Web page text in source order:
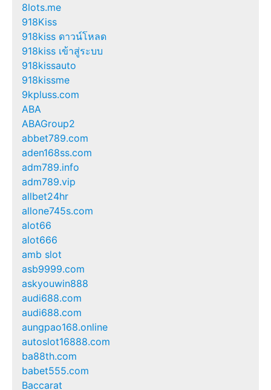
8lots.me
918Kiss
918kiss ดาวน์โหลด
918kiss เข้าสู่ระบบ
918kissauto
918kissme
9kpluss.com
ABA
ABAGroup2
abbet789.com
aden168ss.com
adm789.info
adm789.vip
allbet24hr
allone745s.com
alot66
alot666
amb slot
asb9999.com
askyouwin888
audi688.com
audi688.com
aungpao168.online
autoslot16888.com
ba88th.com
babet555.com
Baccarat